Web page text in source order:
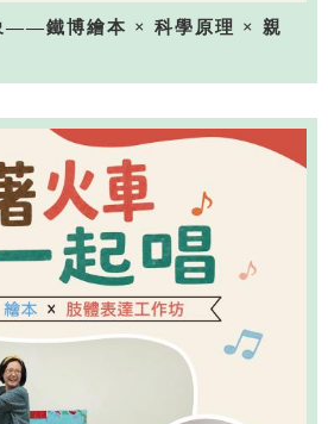
——鐵博繪本 × 科學原理 × 親